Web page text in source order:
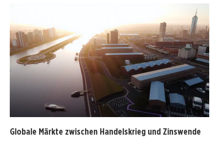
Globale Märkte zwischen Handelskrieg und Zinswende